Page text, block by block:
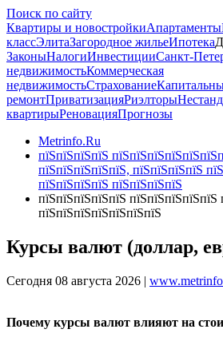
Поиск по сайту
Квартиры и новостройкиАпартаменты
классЭлитаЗагородное жильеИпотека
ЗаконыНалогиИнвестицииСанкт-
недвижимостьКоммерческая
недвижимостьСтрахование
ремонтПриватизацияРиэлторы
квартирыРеновацияПрогнозы
Metrinfo.Ru
пїЅпїЅпїЅпїЅ
пїЅпїЅпїЅпїЅпїЅ, пїЅпїЅпїЅпїЅ
пїЅпїЅпїЅпїЅ пїЅпїЅпїЅпїЅ
пїЅпїЅпїЅпїЅпїЅ пїЅпїЅпїЅпїЅпїЅ
пїЅпїЅпїЅпїЅпїЅпїЅпїЅ
Курсы валют (доллар,
Сегодня 08 августа 2026 |
Почему курсы валют влияют на